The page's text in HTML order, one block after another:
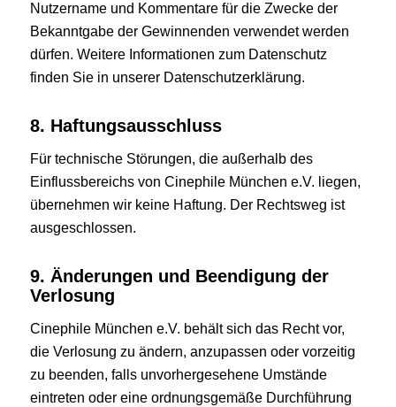
Nutzername und Kommentare für die Zwecke der
Bekanntgabe der Gewinnenden verwendet werden
dürfen. Weitere Informationen zum Datenschutz
finden Sie in unserer Datenschutzerklärung.
8. Haftungsausschluss
Für technische Störungen, die außerhalb des
Einflussbereichs von Cinephile München e.V. liegen,
übernehmen wir keine Haftung. Der Rechtsweg ist
ausgeschlossen.
9. Änderungen und Beendigung der
Verlosung
Cinephile München e.V. behält sich das Recht vor,
die Verlosung zu ändern, anzupassen oder vorzeitig
zu beenden, falls unvorhergesehene Umstände
eintreten oder eine ordnungsgemäße Durchführung